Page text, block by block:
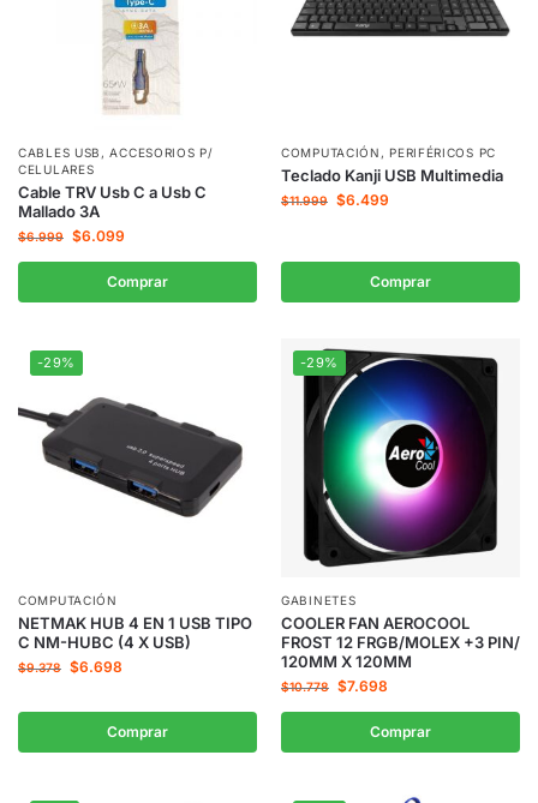
CABLES USB ,ACCESORIOS P/
CELULARES
Cable TRV Usb C a Usb C
Mallado 3A
$6.999 $6.099
Comprar
COMPUTACIÓN , PERIFÉRICOS PC
Teclado Kanji USB Multimedia
$11.999 $6.499
Comprar
-29%
COMPUTACIÓN
NETMAK HUB 4 EN 1 USB TIPO
C NM-HUBC (4 X USB)
$9.378 $6.698
Comprar
-29%
GABINETES
COOLER FAN AEROCOOL
FROST 12 FRGB/MOLEX +3 PIN/
120MM X 120MM
$10.778 $7.698
Comprar